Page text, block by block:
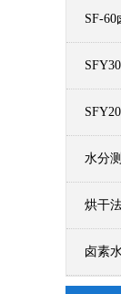
SF-
水分
烘干
卤素